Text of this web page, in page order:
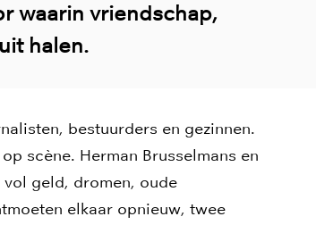
waarin vriendschap,
halen.
bestuurders en gezinnen.
scène. Herman Brusselmans en
vol geld, dromen, oude
elkaar opnieuw, twee